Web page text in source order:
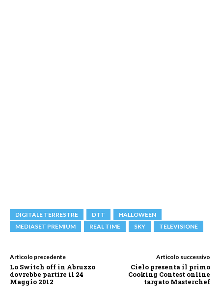
DIGITALE TERRESTRE DTT
HALLOWEEN
MEDIASET PREMIUM
REAL TIME SKY TELEVISIONE
Articolo precedente
Lo Switch off in Abruzzo
dovrebbe partire il 24
Maggio 2012
Articolo successivo
Cielo presenta il primo
Cooking Contest online
targato Masterchef